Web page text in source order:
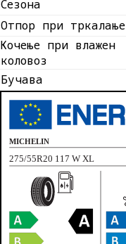
Сезона
Отпор при тркалање
Кочење при влажен
коловоз
Бучава